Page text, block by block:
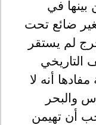
في
ضائع تحت
لم يستقر
التاريخي
أنه لا
والبحر
أن تهيمن